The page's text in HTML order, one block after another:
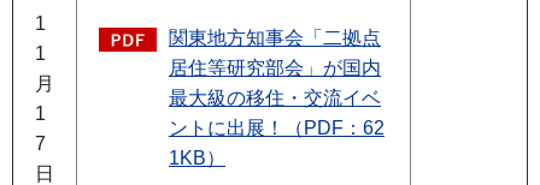
1
1
月
1
7
日
関東地方知事会「二拠点
居住等研究部会」が国内
最大級の移住・交流イベ
ントに出展！（PDF：62
1KB）